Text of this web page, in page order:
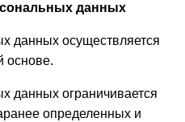
данных
данных осуществляется
основе.
данных ограничивается
определенных и